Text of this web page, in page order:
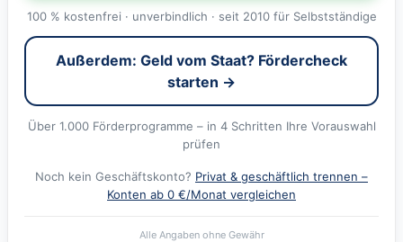
100 % kostenfrei · unverbindlich · seit 2010 für Selbstständige
Außerdem: Geld vom Staat? Fördercheck
starten →
Über 1.000 Förderprogramme – in 4 Schritten Ihre Vorauswahl
prüfen
Noch kein Geschäftskonto? Privat & geschäftlich trennen –
Konten ab 0 €/Monat vergleichen
Alle Angaben ohne Gewähr